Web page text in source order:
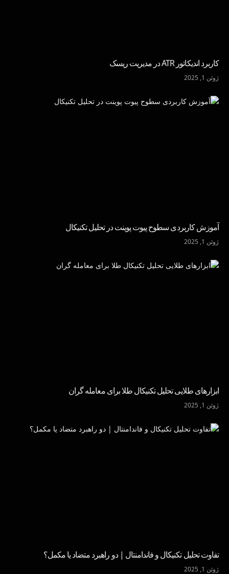
کاربرد اندیکاتور ATR در مدیریت ریسک
ژوئن 1, 2025
آموزش کاربردی سطوح پیوت پوینت در تحلیل تکنیکال
ژوئن 1, 2025
ابزارهای طلایی تحلیل تکنیکال طلا برای معامله گران
ژوئن 1, 2025
تفاوت تحلیل تکنیکال و فاندامنتال | دو راهبرد متضاد یا مکمل؟
ژوئن 1, 2025